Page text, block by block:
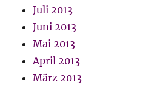
Juli 2013
Juni 2013
Mai 2013
April 2013
März 2013